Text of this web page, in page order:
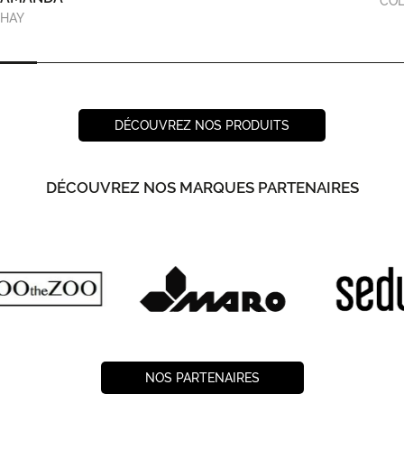
HAY
DÉCOUVREZ NOS PRODUITS
DÉCOUVREZ NOS MARQUES PARTENAIRES
NOS PARTENAIRES